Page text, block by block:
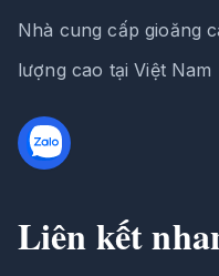
Nhà cung cấp gioăng
lượng cao tại Việt Nam
Liên kết